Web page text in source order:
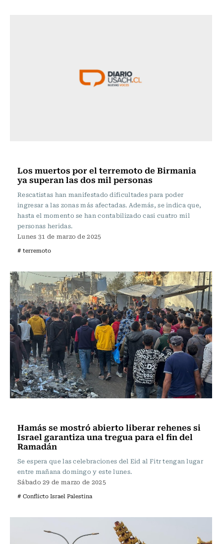
Los muertos por el terremoto de Birmania
ya superan las dos mil personas
Rescatistas han manifestado dificultades para poder
ingresar a las zonas más afectadas. Además, se indica que,
hasta el momento se han contabilizado casi cuatro mil
personas heridas.
Lunes 31 de marzo de 2025
# terremoto
Hamás se mostró abierto liberar rehenes si
Israel garantiza una tregua para el fin del
Ramadán
Se espera que las celebraciones del Eid al Fitr tengan lugar
entre mañana domingo y este lunes.
Sábado 29 de marzo de 2025
# Conflicto Israel Palestina